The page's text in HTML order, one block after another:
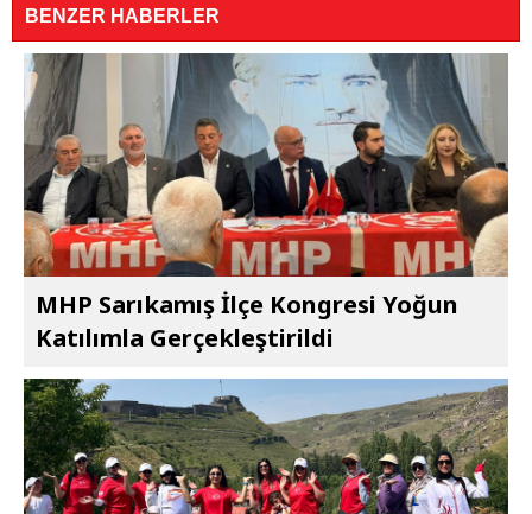
BENZER HABERLER
MHP Sarıkamış İlçe Kongresi Yoğun
Katılımla Gerçekleştirildi